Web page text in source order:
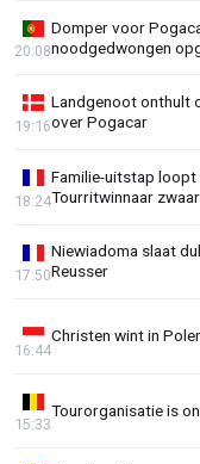
Domper voor
noodgedwongen
20:08
Landgenoot onthult
over Pogacar
19:16
Familie-uitstap
Tourritwinnaar
18:24
Niewiadoma slaat
Reusser
17:50
Christen wint in
16:44
Tourorganisatie is
15:33